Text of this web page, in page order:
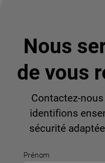
Prénom
Nous
de vous
Contactez-
identifions
sécurité